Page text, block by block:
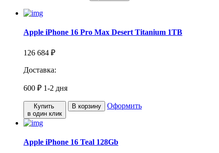
Apple iPhone 16 Pro Max Desert Titanium 1TB
126 684 ₽
Доставка:
600 ₽ 1-2 дня
Купить
в один клик
В корзину Оформить
Apple iPhone 16 Teal 128Gb